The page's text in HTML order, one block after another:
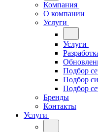
Компания
О компании
Услуги
Услуги
Подбор
Подбор
Подбор
Бренды
Контакты
Услуги